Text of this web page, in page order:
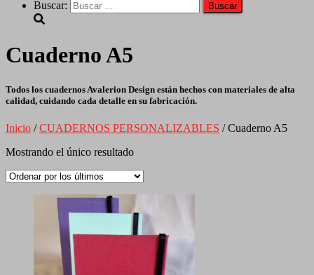
Buscar:
Cuaderno A5
Todos los cuadernos Avalerion Design están hechos con materiales de alta
calidad, cuidando cada detalle en su fabricación.
Inicio /CUADERNOS PERSONALIZABLES / Cuaderno A5
Mostrando el único resultado